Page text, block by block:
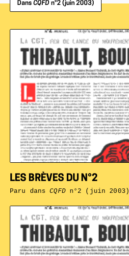
Dans CQFD n°2 (juin 2003)
LES BRÈVES DU N°2
Paru dansCQFDn°2 (juin 2003)